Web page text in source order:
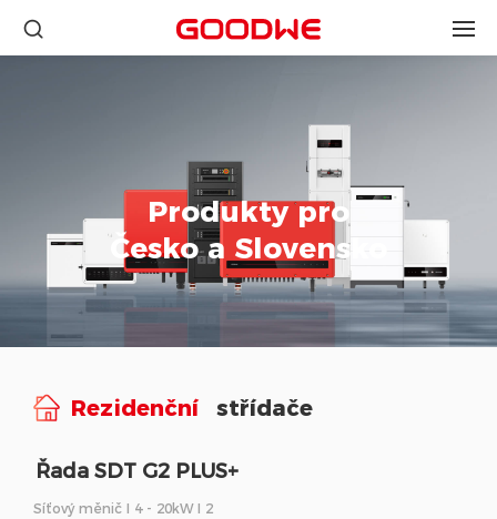
Produkty pro
Česko a Slovensko
Rezidenční střídače
Řada SDT G2 PLUS+
Síťový měnič I 4 - 20kW I 2